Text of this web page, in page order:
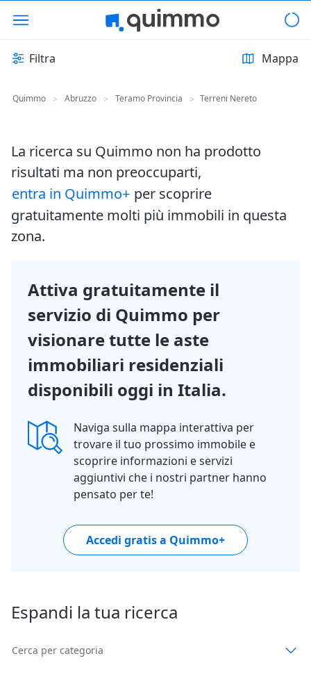
Filtra Mappa
Quimmo > Abruzzo > Teramo Provincia > Terreni Nereto
La ricerca su Quimmo non ha prodotto
risultati ma non preoccuparti,
entra in Quimmo+ per scoprire
gratuitamente molti più immobili in questa
zona.
Attiva gratuitamente il
servizio di Quimmo per
visionare tutte le aste
immobiliari residenziali
disponibili oggi in Italia.
Naviga sulla mappa interattiva per
trovare il tuo prossimo immobile e
scoprire informazioni e servizi
aggiuntivi che i nostri partner hanno
pensato per te!
Accedi gratis a Quimmo+
Espandi la tua ricerca
Cerca per categoria